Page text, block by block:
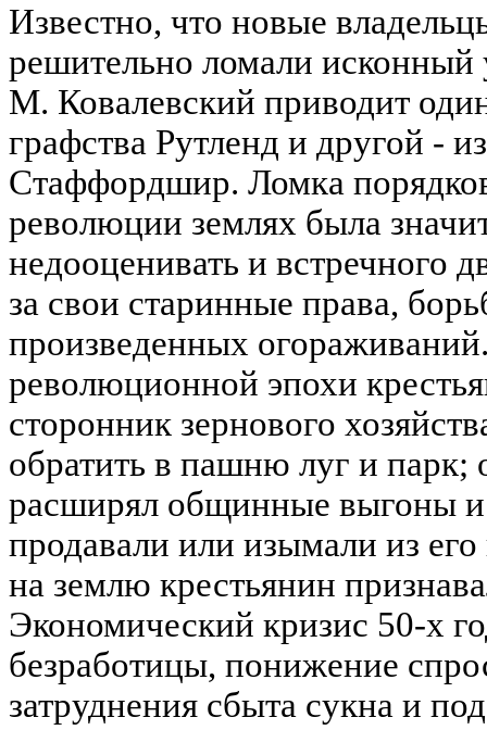
Известно, что новые
решительно ломали исконный
М. Ковалевский приводит
графства Рутленд и другой -
Стаффордшир. Ломка
революции землях была
недооценивать и встречного
за свои старинные права,
произведенных
революционной эпохи
сторонник зернового
обратить в пашню луг и парк;
расширял общинные выгоны и
продавали или изымали из
на землю крестьянин
Экономический кризис 50-х
безработицы, понижение
затруднения сбыта сукна и